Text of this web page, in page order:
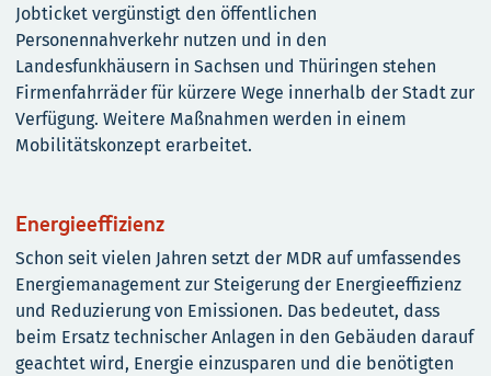
Jobticket vergünstigt den öffentlichen
Personennahverkehr nutzen und in den
Landesfunkhäusern in Sachsen und Thüringen stehen
Firmenfahrräder für kürzere Wege innerhalb der Stadt zur
Verfügung. Weitere Maßnahmen werden in einem
Mobilitätskonzept erarbeitet.
Energieeffizienz
Schon seit vielen Jahren setzt der MDR auf umfassendes
Energiemanagement zur Steigerung der Energieeffizienz
und Reduzierung von Emissionen. Das bedeutet, dass
beim Ersatz technischer Anlagen in den Gebäuden darauf
geachtet wird, Energie einzusparen und die benötigten